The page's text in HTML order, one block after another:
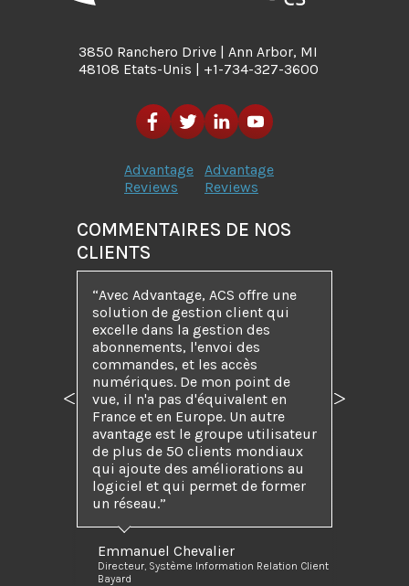
3850 Ranchero Drive | Ann Arbor, MI
48108 Etats-Unis | +1-734-327-3600
Advantage
Reviews
Advantage
Reviews
COMMENTAIRES DE NOS
CLIENTS
“Avec Advantage, ACS offre une
solution de gestion client qui
excelle dans la gestion des
abonnements, l'envoi des
commandes, et les accès
numériques. De mon point de
vue, il n'a pas d'équivalent en
France et en Europe. Un autre
avantage est le groupe utilisateur
de plus de 50 clients mondiaux
qui ajoute des améliorations au
logiciel et qui permet de former
un réseau.”
Emmanuel Chevalier
Directeur, Système Information Relation Client
Bayard
Précédent Suivant